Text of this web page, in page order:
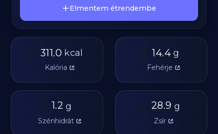
Elmentem étrendembe
🔥 311.0 kcal
Kalória
🥩 14.4 g
Fehérje
🥔 1.2 g
Szénhidrát
🫒 28.9 g
Zsír